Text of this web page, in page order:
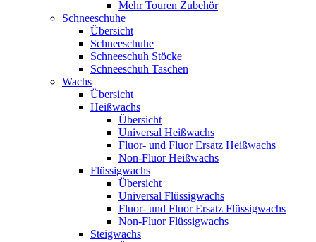
Mehr Touren Zubehör
Schneeschuhe
Übersicht
Schneeschuhe
Schneeschuh Stöcke
Schneeschuh Taschen
Wachs
Übersicht
Heißwachs
Übersicht
Universal Heißwachs
Fluor- und Fluor Ersatz Heißwachs
Non-Fluor Heißwachs
Flüssigwachs
Übersicht
Universal Flüssigwachs
Fluor- und Fluor Ersatz Flüssigwachs
Non-Fluor Flüssigwachs
Steigwachs